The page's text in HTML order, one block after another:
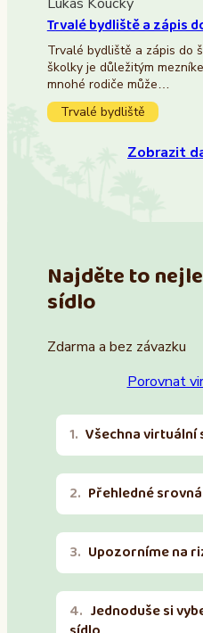
Trvalé bydliště a zápis
Trvalé bydliště a zápis do
školky je důležitým
mnohé rodiče může…
Trvalé bydliště
Zobrazit
Najděte to
sídlo
Zdarma a bez závazku
Porovnat
Všechna virtuální
Přehledné
Upozorníme na
Jednoduše si